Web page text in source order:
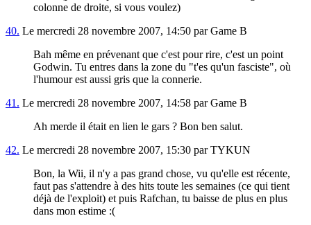
colonne de droite, si vous voulez)
40. Le mercredi 28 novembre 2007, 14:50 par Game B
Bah même en prévenant que c'est pour rire, c'est un point
Godwin. Tu entres dans la zone du "t'es qu'un fasciste", où
l'humour est aussi gris que la connerie.
41. Le mercredi 28 novembre 2007, 14:58 par Game B
Ah merde il était en lien le gars ? Bon ben salut.
42. Le mercredi 28 novembre 2007, 15:30 par TYKUN
Bon, la Wii, il n'y a pas grand chose, vu qu'elle est récente,
faut pas s'attendre à des hits toute les semaines (ce qui tient
déjà de l'exploit) et puis Rafchan, tu baisse de plus en plus
dans mon estime :(